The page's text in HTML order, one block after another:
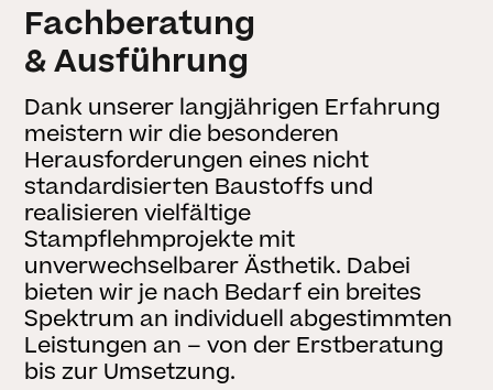
Fachberatung
& Ausführung
Dank unserer langjährigen Erfahrung
meistern wir die besonderen
Herausforderungen eines nicht
standardisierten Baustoffs und
realisieren vielfältige
Stampflehmprojekte mit
unverwechselbarer Ästhetik. Dabei
bieten wir je nach Bedarf ein breites
Spektrum an individuell abgestimmten
Leistungen an – von der Erstberatung
bis zur Umsetzung.